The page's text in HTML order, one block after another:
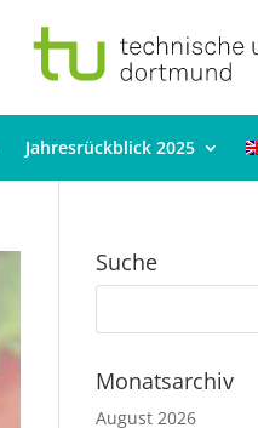
Jahresrückblick 2025
Suche
Monatsarchiv
August 2026